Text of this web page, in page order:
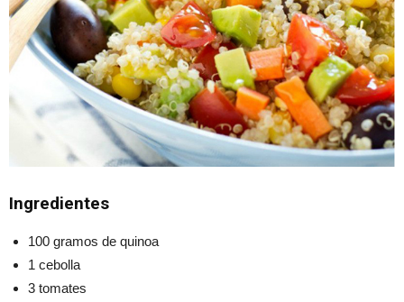
Ingredientes
100 gramos de quinoa
1 cebolla
3 tomates